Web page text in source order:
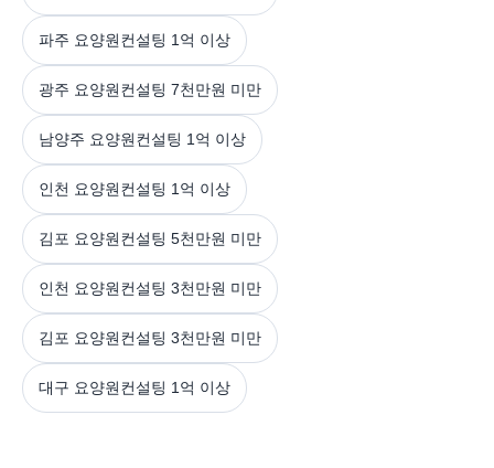
파주 요양원컨설팅 1억 이상
광주 요양원컨설팅 7천만원 미만
남양주 요양원컨설팅 1억 이상
인천 요양원컨설팅 1억 이상
김포 요양원컨설팅 5천만원 미만
인천 요양원컨설팅 3천만원 미만
김포 요양원컨설팅 3천만원 미만
대구 요양원컨설팅 1억 이상